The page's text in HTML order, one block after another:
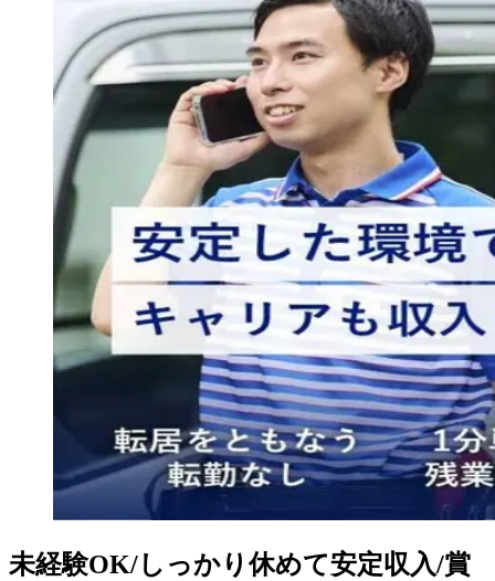
未経験OK/しっかり休めて安定収入/賞